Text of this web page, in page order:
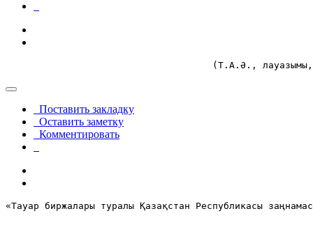
(Т.А.Ә.,
Поставить закладку
Оставить заметку
Комментировать
«Тауар биржалары туралы Қазақстан Республикасы